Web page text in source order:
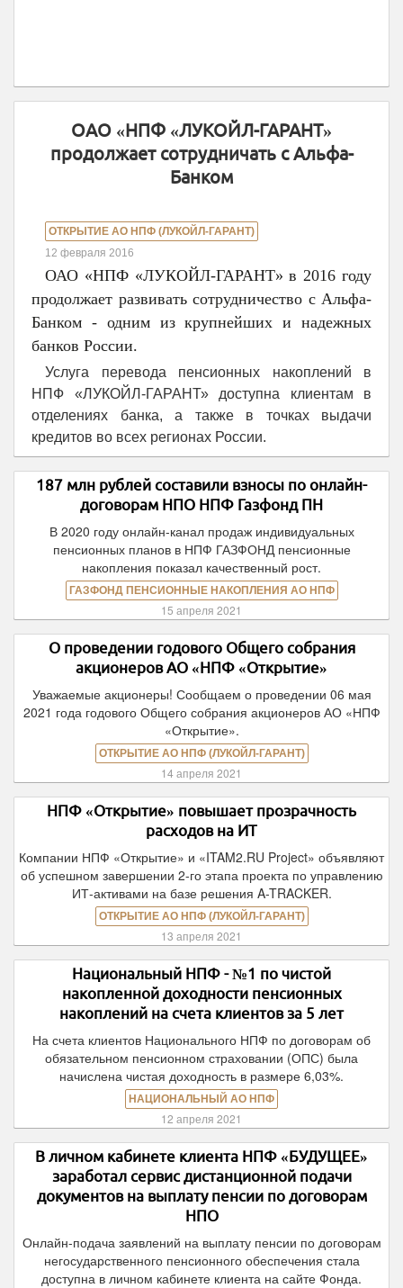
ОАО «НПФ «ЛУКОЙЛ-ГАРАНТ»
продолжает сотрудничать с Альфа-
Банком
ОТКРЫТИЕ АО НПФ (ЛУКОЙЛ-ГАРАНТ)
12 февраля 2016
ОАО «НПФ «ЛУКОЙЛ-ГАРАНТ» в 2016 году
продолжает развивать сотрудничество с Альфа-
Банком - одним из крупнейших и надежных
банков России.
Услуга перевода пенсионных накоплений в
НПФ «ЛУКОЙЛ-ГАРАНТ» доступна клиентам в
отделениях банка, а также в точках выдачи
кредитов во всех регионах России.
187 млн рублей составили взносы по онлайн-
договорам НПО НПФ Газфонд ПН
В 2020 году онлайн-канал продаж индивидуальных
пенсионных планов в НПФ ГАЗФОНД пенсионные
накопления показал качественный рост.
ГАЗФОНД ПЕНСИОННЫЕ НАКОПЛЕНИЯ АО НПФ
15 апреля 2021
О проведении годового Общего собрания
акционеров АО «НПФ «Открытие»
Уважаемые акционеры! Сообщаем о проведении 06 мая
2021 года годового Общего собрания акционеров АО «НПФ
«Открытие».
ОТКРЫТИЕ АО НПФ (ЛУКОЙЛ-ГАРАНТ)
14 апреля 2021
НПФ «Открытие» повышает прозрачность
расходов на ИТ
Компании НПФ «Открытие» и «ITAM2.RU Project» объявляют
об успешном завершении 2-го этапа проекта по управлению
ИТ-активами на базе решения A-TRACKER.
ОТКРЫТИЕ АО НПФ (ЛУКОЙЛ-ГАРАНТ)
13 апреля 2021
Национальный НПФ - №1 по чистой
накопленной доходности пенсионных
накоплений на счета клиентов за 5 лет
На счета клиентов Национального НПФ по договорам об
обязательном пенсионном страховании (ОПС) была
начислена чистая доходность в размере 6,03%.
НАЦИОНАЛЬНЫЙ АО НПФ
12 апреля 2021
В личном кабинете клиента НПФ «БУДУЩЕЕ»
заработал сервис дистанционной подачи
документов на выплату пенсии по договорам
НПО
Онлайн-подача заявлений на выплату пенсии по договорам
негосударственного пенсионного обеспечения стала
доступна в личном кабинете клиента на сайте Фонда.